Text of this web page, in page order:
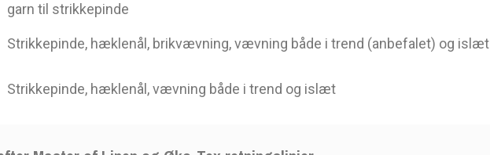
garn til strikkepinde
Strikkepinde, hæklenål, brikvævning, vævning både i trend (anbefalet) og islæt
Strikkepinde, hæklenål, vævning både i trend og islæt